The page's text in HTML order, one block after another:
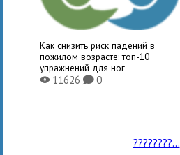
Как снизить риск падений в
пожилом возрасте: топ-10
упражнений для ног
X11626K0
????????...